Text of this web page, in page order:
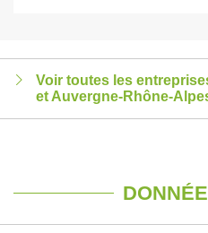
Voir toutes les
et Auvergne-Rhône-